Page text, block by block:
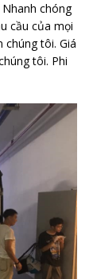
chóng
cầu của mọi
chúng tôi. Giá
tôi. Phi